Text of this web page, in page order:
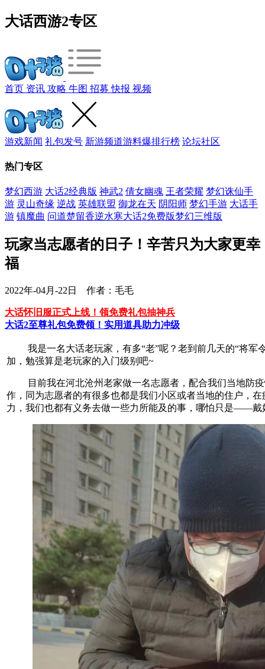
大话西游2专区
首页 资讯 攻略 牛图 招募快报 视频
游戏新闻 礼包发号 新游频道游料爆排行榜 论坛社区
热门专区
梦幻西游 大话2经典版 神武2 倩女幽魂 王者荣耀 梦幻诛仙手
游 灵山奇缘 逆战 英雄联盟 御龙在天 阴阳师 梦幻手游 大话手
游 镇魔曲 问道楚留香逆水寒大话2免费版梦幻三维版
玩家当志愿者的日子！辛苦只为大家更幸
福
2022年-04月-22日 作者：毛毛
大话怀旧服正式上线！领免费礼包抽神兵
大话2至尊礼包免费领！实用道具助力冲级
我是一名大话老玩家，有多“老”呢？老到前几天的“将军
加，勉强算是老玩家的入门级别吧~
目前我在河北沧州老家做一名志愿者，配合我们当地防疫
作，同为志愿者的有很多也都是我们小区或者当地的住户，
力，我们也都有义务去做一些力所能及的事，哪怕只是——戴